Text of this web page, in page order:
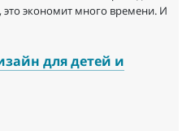
экономит много времени. И
для детей и